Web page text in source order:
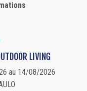
LIVING
au 14/08/2026